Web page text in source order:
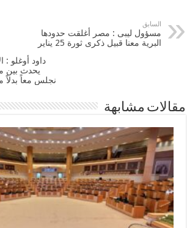
السابق
مسؤول ليبى : ‫‏مصر‬ أغلقت حدودها
البرية معنا قبيل ذكرى ثورة 25 يناير
داود أوغلو :
يحدث بين
نجلس معاً بدلاً
مقالات مشابهة